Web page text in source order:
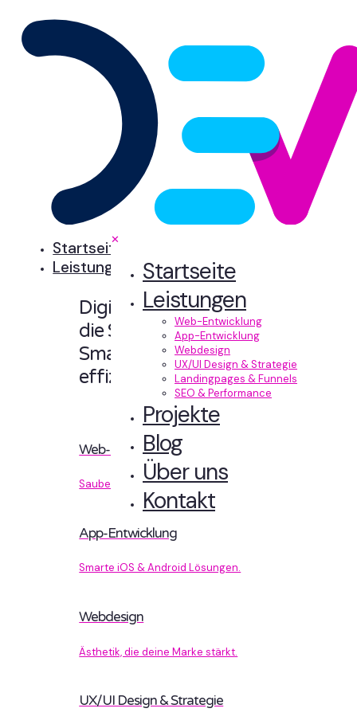
✕
Startseite
Leistungen
Web-Entwicklung
App-Entwicklung
Webdesign
UX/UI Design & Strategie
Landingpages & Funnels
SEO & Performance
Projekte
Blog
Über uns
Kontakt
Startseite
Leistungen
Digitale Erlebnisse,
die Sinn machen.
Smart designt und
effizient entwickelt.
Web-Entwicklung
Sauberer Code, der performt.
App-Entwicklung
Smarte iOS & Android Lösungen.
Webdesign
Ästhetik, die deine Marke stärkt.
UX/UI Design & Strategie